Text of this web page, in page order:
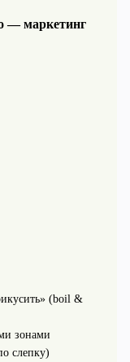
— маркетинг
(boil &
зонами
слепку)